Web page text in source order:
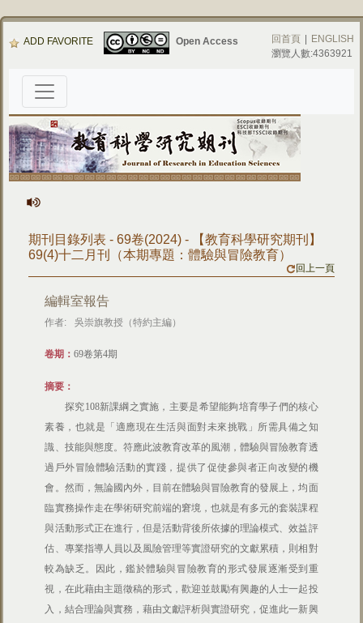
ADD FAVORITE Open Access 回首頁
ENGLISH
瀏覽人數:4363921
期刊目錄列表 - 69卷(2024) - 【教育科學研究期刊】
69(4)十二月刊（本期專題：體驗與冒險教育）
回上一頁
編輯室報告
作者: 吳崇旗教授（特約主編）
卷期：69卷第4期
摘要：
探究108新課綱之實施，主要是希望能夠培育學子們的核心
素養，也就是「適應現在生活與面對未來挑戰」所需具備之知
識、技能與態度。符應此波教育改革的風潮，體驗與冒險教育透
過戶外冒險體驗活動的實踐，提供了促使參與者正向改變的機
會。然而，無論國內外，目前在體驗與冒險教育的發展上，均面
臨實務操作走在學術研究前端的窘境，也就是有多元的套裝課程
與活動形式正在進行，但是活動背後所依據的理論模式、效益評
估、專業指導人員以及風險管理等實證研究的文獻累積，則相對
較為缺乏。因此，鑑於體驗與冒險教育的形式發展逐漸受到重
視，在此藉由主題徵稿的形式，歡迎並鼓勵有興趣的人士一起投
入，結合理論與實務，藉由文獻評析與實證研究，促進此一新興